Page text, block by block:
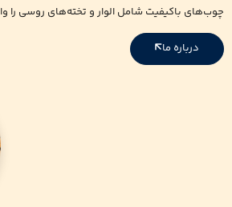
چوب‌های باکیفیت شامل الوار و تخته‌های روسی را
درباره ما